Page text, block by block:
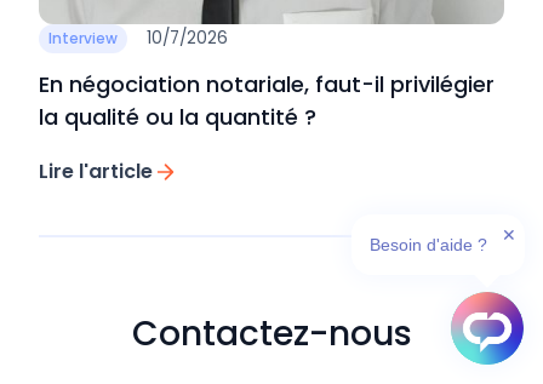
Interview 10/7/2026
En négociation notariale, faut-il privilégier
la qualité ou la quantité ?
Lire l'article
Contactez-nous
Besoin d'aide ? ✕